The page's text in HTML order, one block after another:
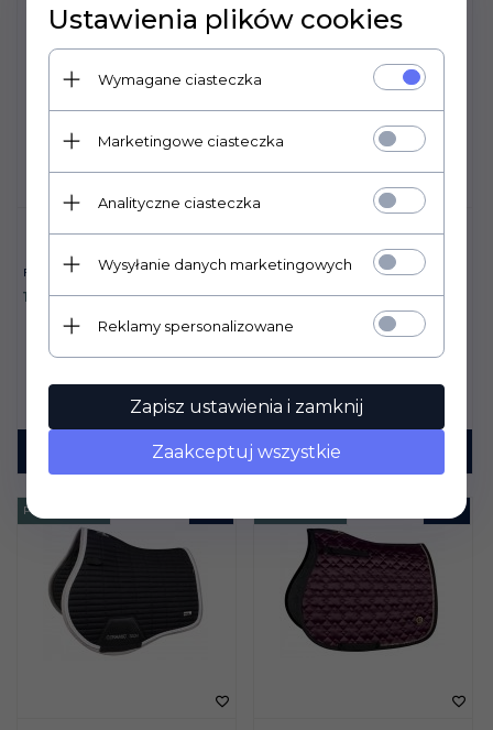
FM SMAR DO SKÓR 1KG
102,00 PLN
KUP TERAZ!
STRZEMIONA COMPOSITI
SYNTETYCZNE REFLEX
PROMOCJA %
Ustawienia plików cookies
Wymagane ciasteczka
Marketingowe ciasteczka
Analityczne ciasteczka
Wysyłanie danych marketingowych
Reklamy spersonalizowane
Zapisz ustawienia i zamknij
Zaakceptuj wszystkie